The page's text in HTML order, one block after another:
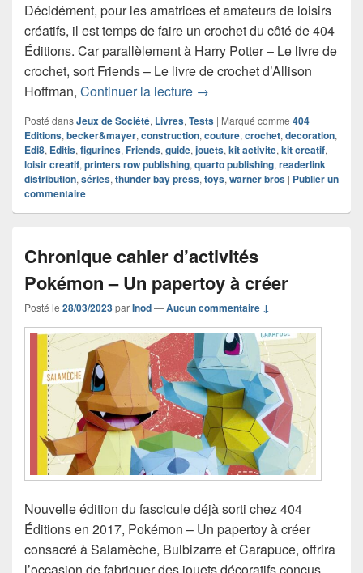
Décidément, pour les amatrices et amateurs de loisirs
créatifs, il est temps de faire un crochet du côté de 404
Éditions. Car parallèlement à Harry Potter – Le livre de
crochet, sort Friends – Le livre de crochet d’Allison
Hoffman, Continuer la lecture Chronique Friends – Le livre
→
Posté dansJeux de Société, Livres, Tests | Marqué comme 404
Editions, becker&mayer, construction, couture, crochet, decoration,
Edi8, Editis, figurines, Friends, guide, jouets, kit activite, kit creatif,
loisir creatif, printers row publishing, quarto publishing, readerlink
distribution, séries, thunder bay press, toys, warner bros | Publier un
commentaire
Chronique cahier d’activités
Pokémon – Un papertoy à créer
Posté le 28/03/2023parInod—Aucun commentaire ↓
Nouvelle édition du fascicule déjà sorti chez 404
Éditions en 2017, Pokémon – Un papertoy à créer
consacré à Salamèche, Bulbizarre et Carapuce, offrira
l’occasion de fabriquer des jouets décoratifs conçus